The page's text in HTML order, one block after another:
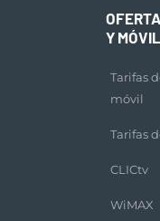
Y MÓVIL
Tarifas
móvil
Tarifas
CLICtv
WiMAX